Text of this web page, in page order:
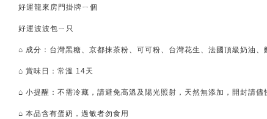
好運龍來房門掛牌ㄧ個
好運波波包ㄧ只
⌂ 成分：台灣黑糖、京都抹茶粉、可可粉、台灣花生、法國頂級奶油
⌂ 賞味日：常溫 14天
⌂ 小提醒：不需冷藏，請避免高溫及陽光照射，天然無添加，開封請儘
⌂ 本品含有蛋奶，過敏者勿食用